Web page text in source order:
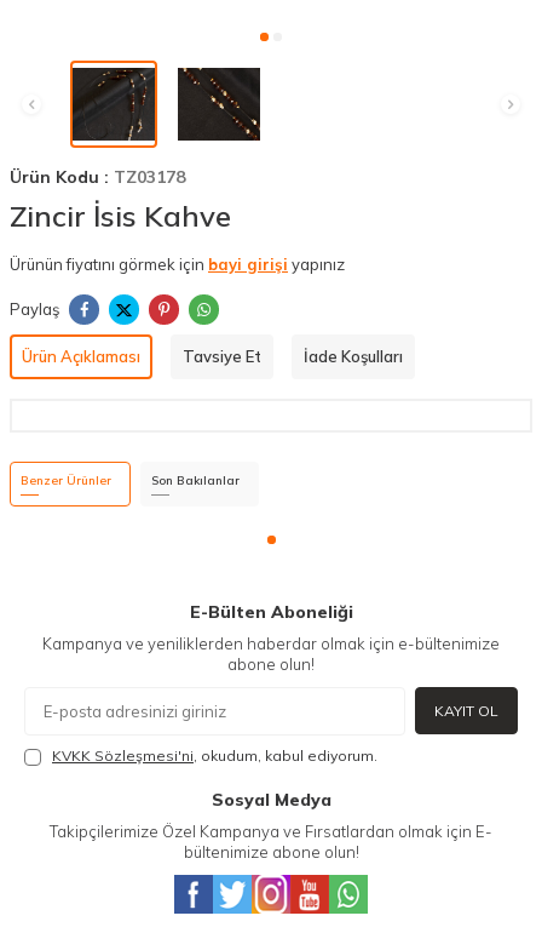
Ürün Kodu : TZ03178
Zincir İsis Kahve
Ürünün fiyatını görmek için bayi girişi yapınız
Paylaş
Ürün Açıklaması Tavsiye Et İade Koşulları
Benzer Ürünler Son Bakılanlar
E-Bülten Aboneliği
Kampanya ve yeniliklerden haberdar olmak için e-bültenimize
abone olun!
KAYIT OL
KVKK Sözleşmesi'ni, okudum, kabul ediyorum.
Sosyal Medya
Takipçilerimize Özel Kampanya ve Fırsatlardan olmak için E-
bültenimize abone olun!